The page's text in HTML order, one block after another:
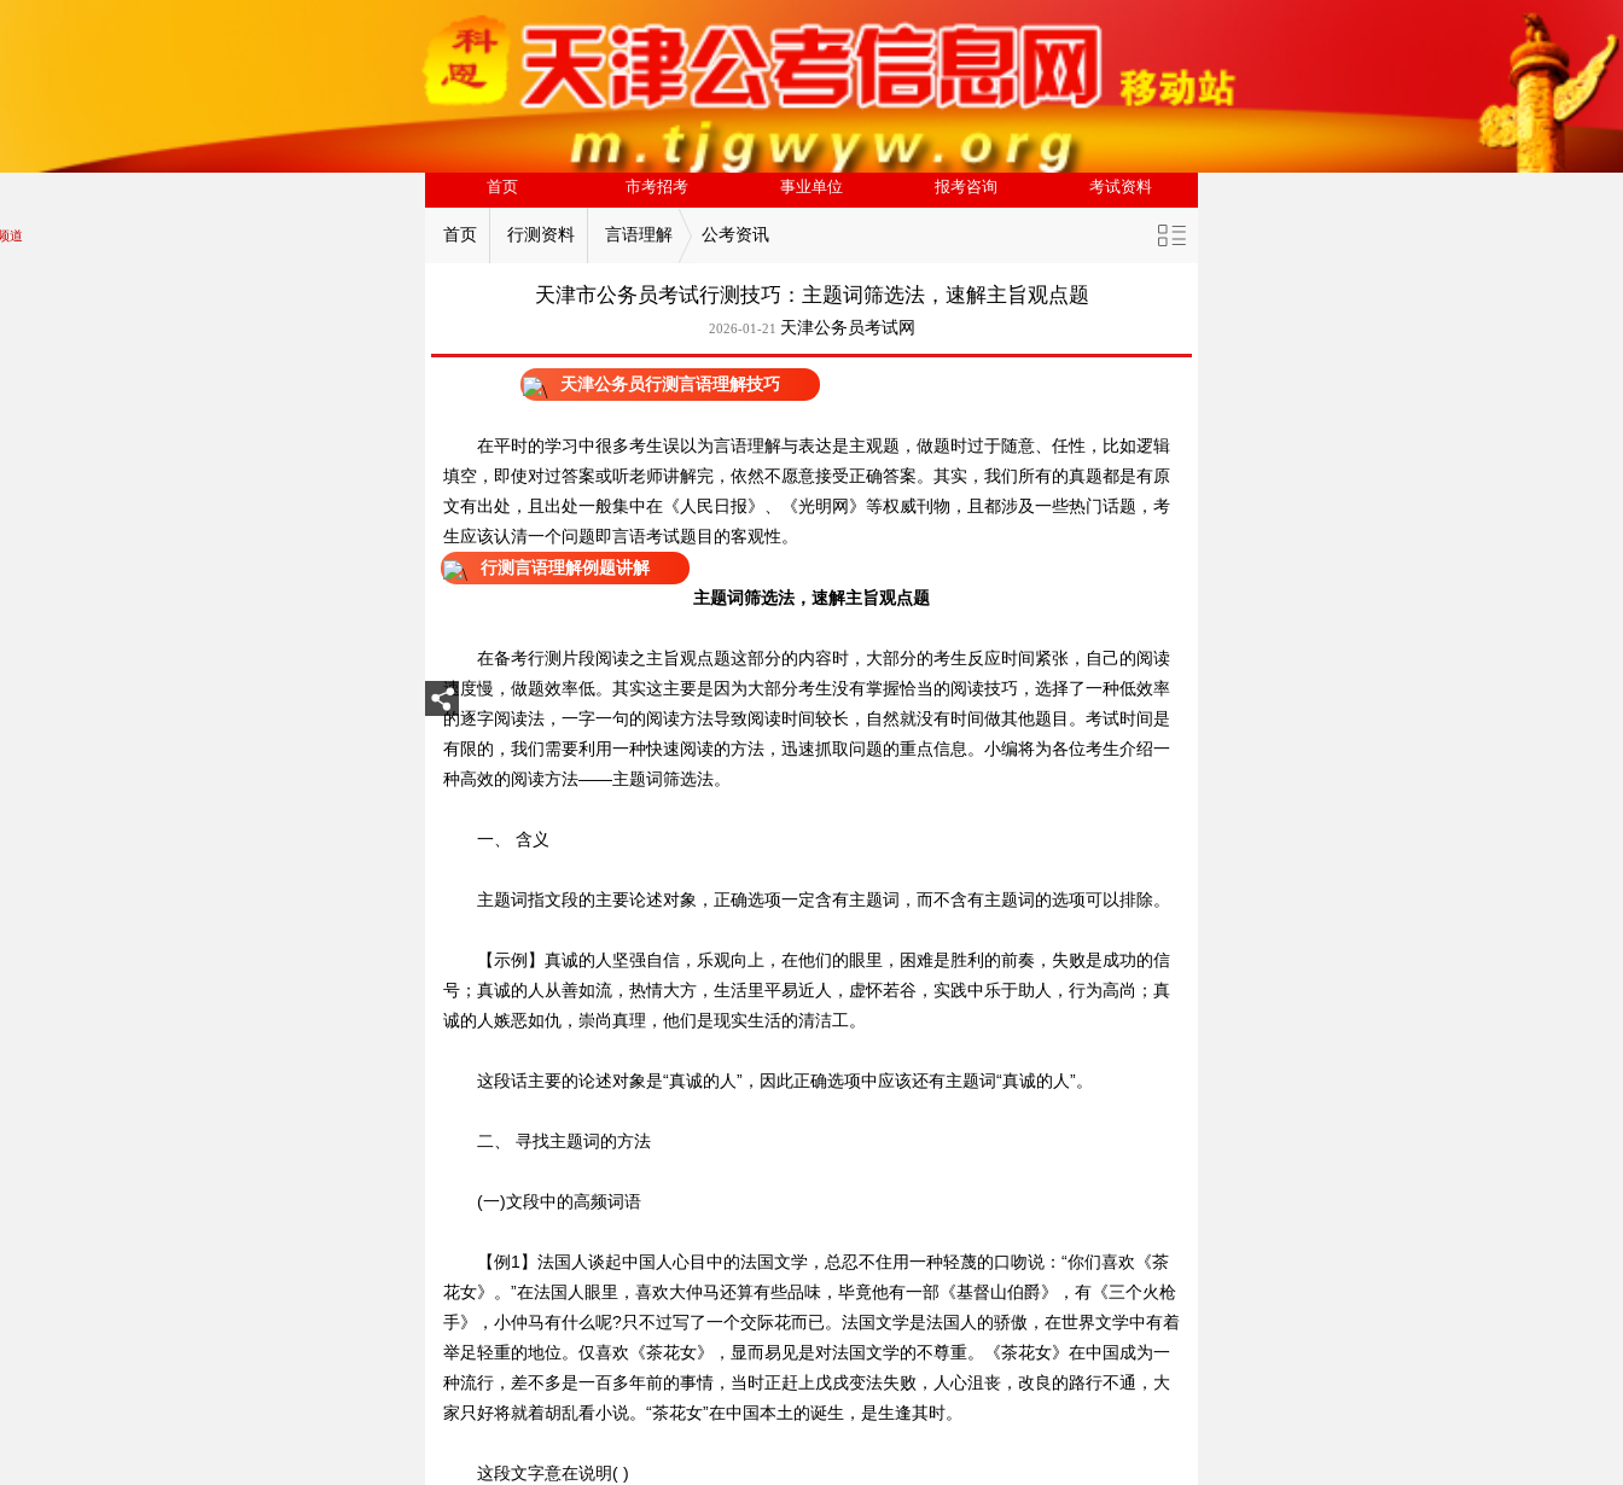
首页 市考招考 事业单位 报考咨询 考试资料
首页 行测资料 言语理解 公考资讯
道
天津市公务员考试行测技巧：主题词筛选法，速解主旨观点题
2026-01-21 天津公务员考试网
天津公务员行测言语理解技巧
在平时的学习中很多考生误以为言语理解与表达是主观题，做题时过于随意、任性，比如逻辑
填空，即使对过答案或听老师讲解完，依然不愿意接受正确答案。其实，我们所有的真题都是有原
文有出处，且出处一般集中在《人民日报》、《光明网》等权威刊物，且都涉及一些热门话题，考
生应该认清一个问题即言语考试题目的客观性。
行测言语理解例题讲解
主题词筛选法，速解主旨观点题
在备考行测片段阅读之主旨观点题这部分的内容时，大部分的考生反应时间紧张，自己的阅读
速度慢，做题效率低。其实这主要是因为大部分考生没有掌握恰当的阅读技巧，选择了一种低效率
的逐字阅读法，一字一句的阅读方法导致阅读时间较长，自然就没有时间做其他题目。考试时间是
有限的，我们需要利用一种快速阅读的方法，迅速抓取问题的重点信息。小编将为各位考生介绍一
种高效的阅读方法——主题词筛选法。
一、 含义
主题词指文段的主要论述对象，正确选项一定含有主题词，而不含有主题词的选项可以排除。
【示例】真诚的人坚强自信，乐观向上，在他们的眼里，困难是胜利的前奏，失败是成功的信
号；真诚的人从善如流，热情大方，生活里平易近人，虚怀若谷，实践中乐于助人，行为高尚；真
诚的人嫉恶如仇，崇尚真理，他们是现实生活的清洁工。
这段话主要的论述对象是“真诚的人”，因此正确选项中应该还有主题词“真诚的人”。
二、 寻找主题词的方法
(一)文段中的高频词语
【例1】法国人谈起中国人心目中的法国文学，总忍不住用一种轻蔑的口吻说：“你们喜欢《茶
花女》。”在法国人眼里，喜欢大仲马还算有些品味，毕竟他有一部《基督山伯爵》，有《三个火枪
手》，小仲马有什么呢?只不过写了一个交际花而已。法国文学是法国人的骄傲，在世界文学中有着
举足轻重的地位。仅喜欢《茶花女》，显而易见是对法国文学的不尊重。《茶花女》在中国成为一
种流行，差不多是一百多年前的事情，当时正赶上戊戌变法失败，人心沮丧，改良的路行不通，大
家只好将就着胡乱看小说。“茶花女”在中国本土的诞生，是生逢其时。
这段文字意在说明( )